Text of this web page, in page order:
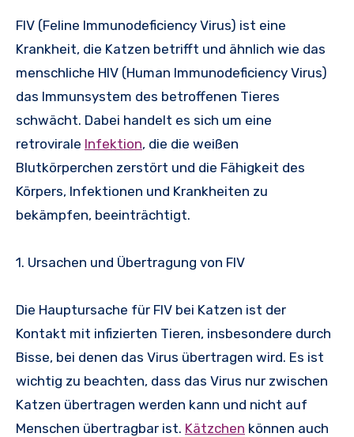
FIV (Feline Immunodeficiency Virus) ist eine
Krankheit, die Katzen betrifft und ähnlich wie das
menschliche HIV (Human Immunodeficiency Virus)
das Immunsystem des betroffenen Tieres
schwächt. Dabei handelt es sich um eine
retrovirale Infektion, die die weißen
Blutkörperchen zerstört und die Fähigkeit des
Körpers, Infektionen und Krankheiten zu
bekämpfen, beeinträchtigt.
1. Ursachen und Übertragung von FIV
Die Hauptursache für FIV bei Katzen ist der
Kontakt mit infizierten Tieren, insbesondere durch
Bisse, bei denen das Virus übertragen wird. Es ist
wichtig zu beachten, dass das Virus nur zwischen
Katzen übertragen werden kann und nicht auf
Menschen übertragbar ist. Kätzchen können auch